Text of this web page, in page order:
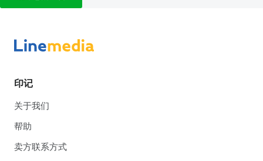
印记
关于我们
帮助
卖方联系方式